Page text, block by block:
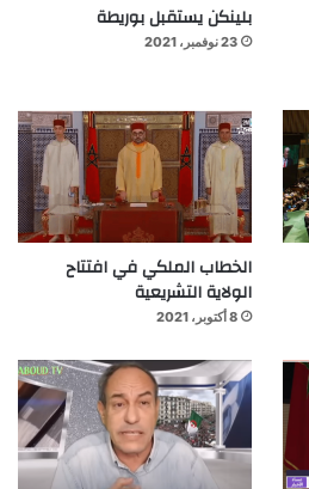
بلينكن يستقبل بوريطة
23 نوفمبر، 2021
الخطاب الملكي في افتتاح
الولاية التشريعية
8 أكتوبر، 2021